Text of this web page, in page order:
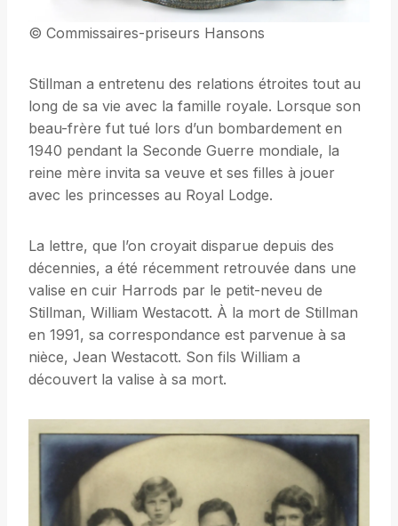
© Commissaires-priseurs Hansons
Stillman a entretenu des relations étroites tout au
long de sa vie avec la famille royale. Lorsque son
beau-frère fut tué lors d’un bombardement en
1940 pendant la Seconde Guerre mondiale, la
reine mère invita sa veuve et ses filles à jouer
avec les princesses au Royal Lodge.
La lettre, que l’on croyait disparue depuis des
décennies, a été récemment retrouvée dans une
valise en cuir Harrods par le petit-neveu de
Stillman, William Westacott. À la mort de Stillman
en 1991, sa correspondance est parvenue à sa
nièce, Jean Westacott. Son fils William a
découvert la valise à sa mort.